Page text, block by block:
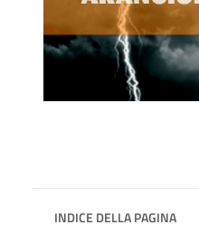
INDICE DELLA PAGINA